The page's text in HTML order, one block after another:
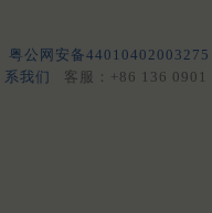
粤公网安备44010402003275
系我们
客服：+86 136 0901